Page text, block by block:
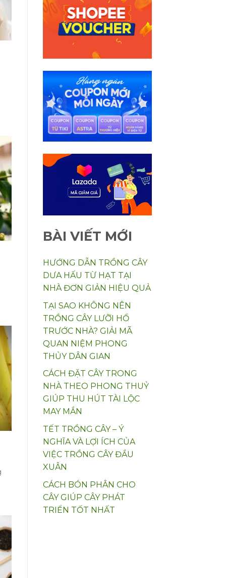
BÀI VIẾT MỚI
HƯỚNG DẪN TRỒNG CÂY
DƯA HẤU TỪ HẠT TẠI
NHÀ ĐƠN GIẢN HIỆU QUẢ
TẠI SAO KHÔNG NÊN
TRỒNG CÂY LƯỠI HỔ
TRƯỚC NHÀ? GIẢI MÃ
QUAN NIỆM PHONG
THỦY DÂN GIAN
CÁCH ĐẶT CÂY TRONG
NHÀ THEO PHONG THUỶ
GIÚP THU HÚT TÀI LỘC
MAY MẮN
TẾT TRỒNG CÂY – Ý
NGHĨA VÀ LỢI ÍCH CỦA
VIỆC TRỒNG CÂY ĐẦU
XUÂN
CÁCH BÓN PHÂN CHO
CÂY GIÚP CÂY PHÁT
TRIỂN TỐT NHẤT